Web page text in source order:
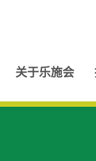
关于乐施会